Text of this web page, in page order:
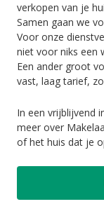
verkopen van je
Samen gaan we
Voor onze
niet voor niks een
Een ander groot
vast, laag tarief,
In een vrijblijvend
meer over
of het huis dat je